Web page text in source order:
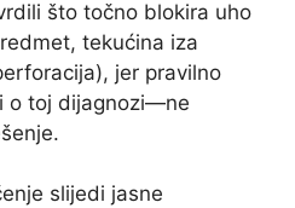
što točno blokira uho
tekućina iza
jer pravilno
o toj dijagnozi—ne
slijedi jasne